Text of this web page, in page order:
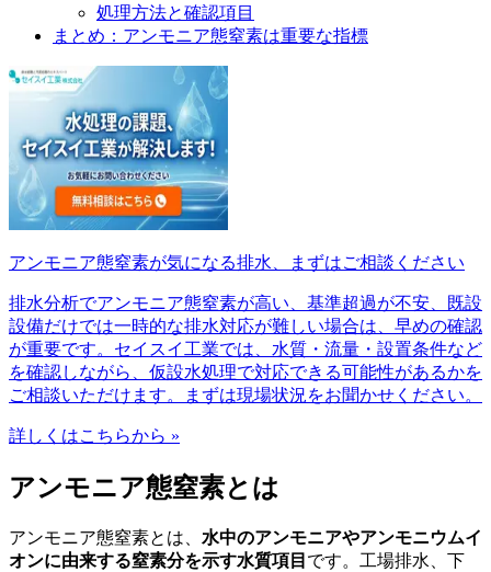
処理方法と確認項目
まとめ：アンモニア態窒素は重要な指標
アンモニア態窒素が気になる排水、まずはご相談ください
排水分析でアンモニア態窒素が高い、基準超過が不安、既設
設備だけでは一時的な排水対応が難しい場合は、早めの確認
が重要です。セイスイ工業では、水質・流量・設置条件など
を確認しながら、仮設水処理で対応できる可能性があるかを
ご相談いただけます。まずは現場状況をお聞かせください。
詳しくはこちらから »
アンモニア態窒素とは
アンモニア態窒素とは、 水中のアンモニアやアンモニウムイ
オンに由来する窒素分を示す水質項目 です。工場排水、下